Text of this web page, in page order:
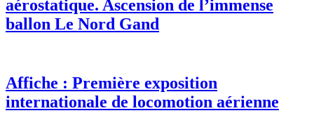
aérostatique. Ascension de l’immense
ballon Le Nord Gand
Affiche : Première exposition
internationale de locomotion aérienne